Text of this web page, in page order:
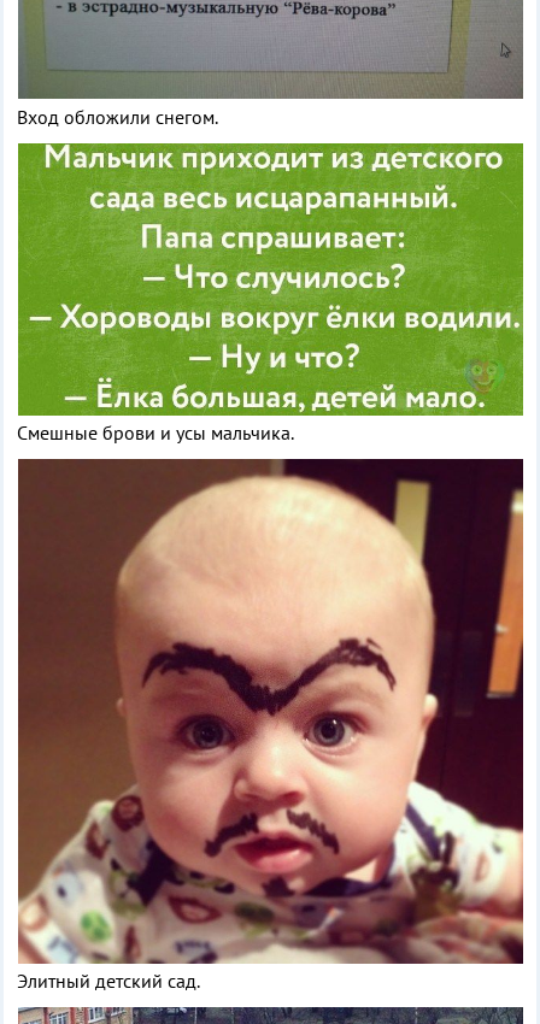
Вход обложили снегом.
Смешные брови и усы мальчика.
Элитный детский сад.